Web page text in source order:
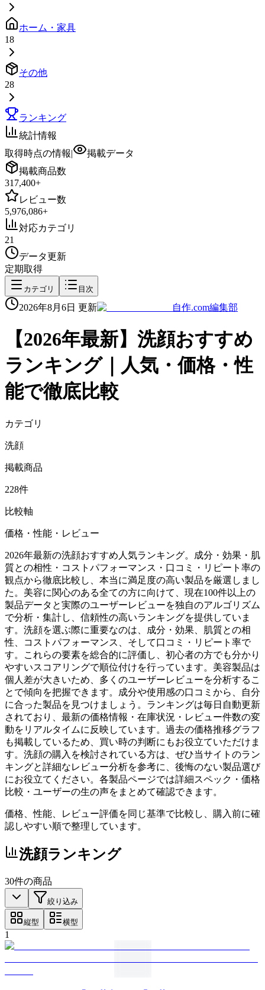
ホーム・家具
18
その他
28
ランキング
統計情報
取得時点の情報|
掲載データ
掲載商品数
317,400+
レビュー数
5,976,086+
対応カテゴリ
21
データ更新
定期取得
カテゴリ 目次
2026年8月6日 更新 自作.com編集部
【2026年最新】 洗顔おすすめ
ランキング｜人気・価格・性
能で徹底比較
カテゴリ
洗顔
掲載商品
228件
比較軸
価格・性能・レビュー
2026年最新の洗顔おすすめ人気ランキング。成分・効果・肌
質との相性・コストパフォーマンス・口コミ・リピート率の
観点から徹底比較し、本当に満足度の高い製品を厳選しまし
た。美容に関心のある全ての方に向けて、現在100件以上の
製品データと実際のユーザーレビューを独自のアルゴリズム
で分析・集計し、信頼性の高いランキングを提供していま
す。洗顔を選ぶ際に重要なのは、成分・効果、肌質との相
性、コストパフォーマンス、そして口コミ・リピート率で
す。これらの要素を総合的に評価し、初心者の方でも分かり
やすいスコアリングで順位付けを行っています。美容製品は
個人差が大きいため、多くのユーザーレビューを分析するこ
とで傾向を把握できます。成分や使用感の口コミから、自分
に合った製品を見つけましょう。ランキングは毎日自動更新
されており、最新の価格情報・在庫状況・レビュー件数の変
動をリアルタイムに反映しています。過去の価格推移グラフ
も掲載しているため、買い時の判断にもお役立ていただけま
す。洗顔の購入を検討されている方は、ぜひ当サイトのラン
キングと詳細なレビュー分析を参考に、後悔のない製品選び
にお役立てください。各製品ページでは詳細スペック・価格
比較・ユーザーの生の声をまとめて確認できます。
価格、性能、レビュー評価を同じ基準で比較し、購入前に確
認しやすい順で整理しています。
洗顔ランキング
30件の商品
絞り込み
縦型 横型
1